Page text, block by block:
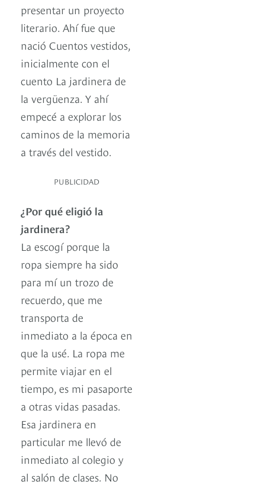
presentar un proyecto
literario. Ahí fue que
nació Cuentos vestidos,
inicialmente con el
cuento La jardinera de
la vergüenza. Y ahí
empecé a explorar los
caminos de la memoria
a través del vestido.
PUBLICIDAD
¿Por qué eligió la
jardinera?
La escogí porque la
ropa siempre ha sido
para mí un trozo de
recuerdo, que me
transporta de
inmediato a la época en
que la usé. La ropa me
permite viajar en el
tiempo, es mi pasaporte
a otras vidas pasadas.
Esa jardinera en
particular me llevó de
inmediato al colegio y
al salón de clases. No